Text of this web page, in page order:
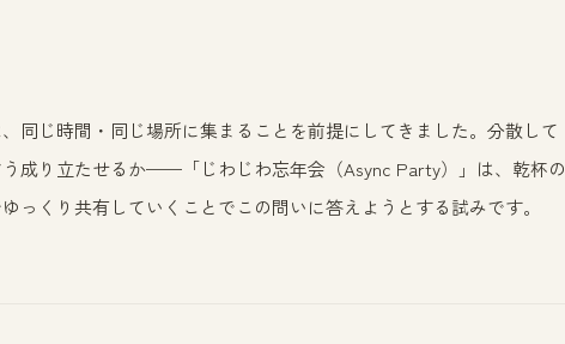
同じ時間・同じ場所に集まることを前提にしてきました。分散して
成り立たせるか——「じわじわ忘年会（Async Party）」は、乾杯の
っくり共有していくことでこの問いに答えようとする試みです。